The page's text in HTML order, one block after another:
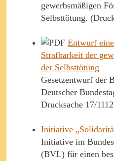
gewerbsmäßigen
Selbsttötung.
Entwurf
Strafbarkeit der
der Selbsttötung
Gesetzentwurf der
Deutscher
Drucksache 17/
Initiative
Initiative im
(BVL) für einen